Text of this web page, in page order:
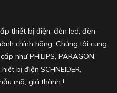
thiết bị điện, đèn led, đèn
chính hãng. Chúng tôi cung
như PHILIPS, PARAGON,
bị điện SCHNEIDER,
mã, giá thành !